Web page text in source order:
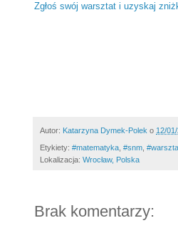
Zgłoś swój warsztat i uzyskaj
Autor: Katarzyna Dymek-Polek o 12/
Etykiety: #‎matematyka‬, #snm,
Lokalizacja: Wrocław, Polska
Brak komentarzy: